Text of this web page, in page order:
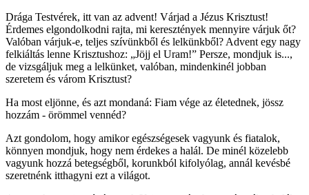
Drága Testvérek, itt van az advent! Várjad a Jézus Krisztust!
Érdemes elgondolkodni rajta, mi keresztények mennyire várjuk őt?
Valóban várjuk-e, teljes szívünkből és lelkünkből? Advent egy nagy
felkiáltás lenne Krisztushoz: „Jöjj el Uram!” Persze, mondjuk is...,
de vizsgáljuk meg a lelkünket, valóban, mindenkinél jobban
szeretem és várom Krisztust?
Ha most eljönne, és azt mondaná: Fiam vége az életednek, jössz
hozzám - örömmel vennéd?
Azt gondolom, hogy amikor egészségesek vagyunk és fiatalok,
könnyen mondjuk, hogy nem érdekes a halál. De minél közelebb
vagyunk hozzá betegségből, korunkból kifolyólag, annál kevésbé
szeretnénk itthagyni ezt a világot.